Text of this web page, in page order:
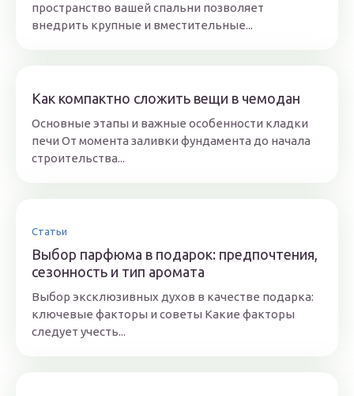
пространство вашей спальни позволяет
внедрить крупные и вместительные...
Как компактно сложить вещи в чемодан
Основные этапы и важные особенности кладки
печи От момента заливки фундамента до начала
строительства...
Статьи
Выбор парфюма в подарок: предпочтения,
сезонность и тип аромата
Выбор эксклюзивных духов в качестве подарка:
ключевые факторы и советы Какие факторы
следует учесть...